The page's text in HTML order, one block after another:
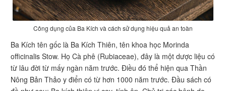
Công dụng của Ba Kích và cách sử dụng hiệu quả an toàn
Ba Kích tên gốc là Ba Kích Thiên, tên khoa học Morinda
officinalis Stow. Họ Cà phê (Rubiaceae), đây là một dược liệu có
từ lâu đời từ mấy ngàn năm trước. Điều đó thể hiện qua Thần
Nông Bản Thảo y điển có từ hơn 1000 năm trước. Đầu sách có